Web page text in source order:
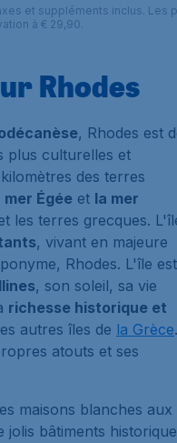
et suppléments inclus. Les
à € 29,90.
Rhodes
, Rhodes est
plus culturelles et
des terres
mer Égée et la mer
les terres grecques.
, vivant en majeure
Rhodes. L'île est
, son soleil, sa vie
richesse historique et
autres îles de la Grèce.
atouts et ses
maisons blanches aux
jolis bâtiments